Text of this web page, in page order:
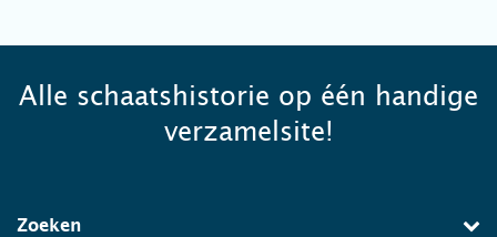
Alle schaatshistorie op één handige
verzamelsite!
Zoeken